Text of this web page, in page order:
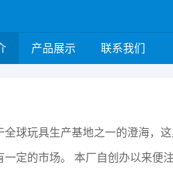
产品展示 联系我们
全球玩具生产基地之一的澄海，
一定的市场。 本厂自创办以来